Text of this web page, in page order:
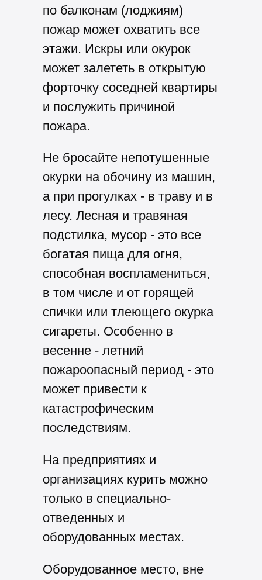
по балконам (лоджиям)
пожар может охватить все
этажи. Искры или окурок
может залететь в открытую
форточку соседней квартиры
и послужить причиной
пожара.
Не бросайте непотушенные
окурки на обочину из машин,
а при прогулках - в траву и в
лесу. Лесная и травяная
подстилка, мусор - это все
богатая пища для огня,
способная воспламениться,
в том числе и от горящей
спички или тлеющего окурка
сигареты. Особенно в
весенне - летний
пожароопасный период - это
может привести к
катастрофическим
последствиям.
На предприятиях и
организациях курить можно
только в специально-
отведенных и
оборудованных местах.
Оборудованное место, вне